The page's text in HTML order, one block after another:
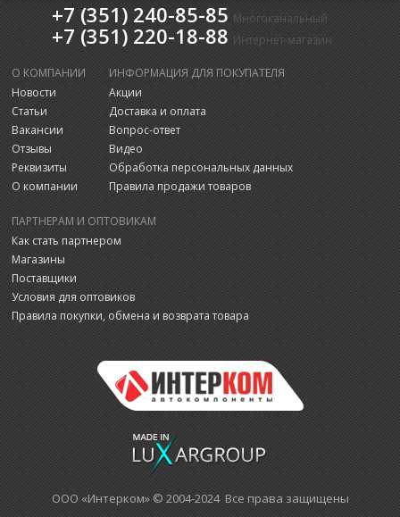
+7 (351) 240-85-85 Многоканальный
+7 (351) 220-18-88 Интернет-магазин
О КОМПАНИИ
Новости
Статьи
Вакансии
Отзывы
Реквизиты
О компании
ИНФОРМАЦИЯ ДЛЯ ПОКУПАТЕЛЯ
Акции
Доставка и оплата
Вопрос-ответ
Видео
Обработка персональных данных
Правила продажи товаров
ПАРТНЕРАМ И ОПТОВИКАМ
Как стать партнером
Магазины
Поставщики
Условия для оптовиков
Правила покупки, обмена и возврата товара
ООО «Интерком» © 2004-2024 Все права защищены